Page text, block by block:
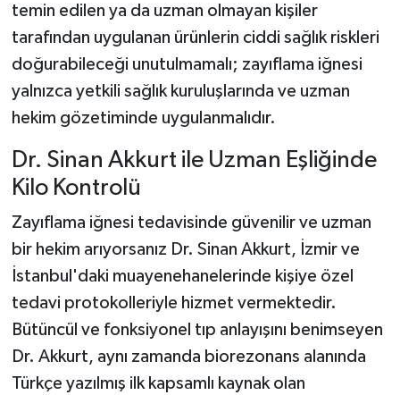
temin edilen ya da uzman olmayan kişiler
tarafından uygulanan ürünlerin ciddi sağlık riskleri
doğurabileceği unutulmamalı; zayıflama iğnesi
yalnızca yetkili sağlık kuruluşlarında ve uzman
hekim gözetiminde uygulanmalıdır.
Dr. Sinan Akkurt ile Uzman Eşliğinde
Kilo Kontrolü
Zayıflama iğnesi tedavisinde güvenilir ve uzman
bir hekim arıyorsanız Dr. Sinan Akkurt, İzmir ve
İstanbul'daki muayenehanelerinde kişiye özel
tedavi protokolleriyle hizmet vermektedir.
Bütüncül ve fonksiyonel tıp anlayışını benimseyen
Dr. Akkurt, aynı zamanda biorezonans alanında
Türkçe yazılmış ilk kapsamlı kaynak olan